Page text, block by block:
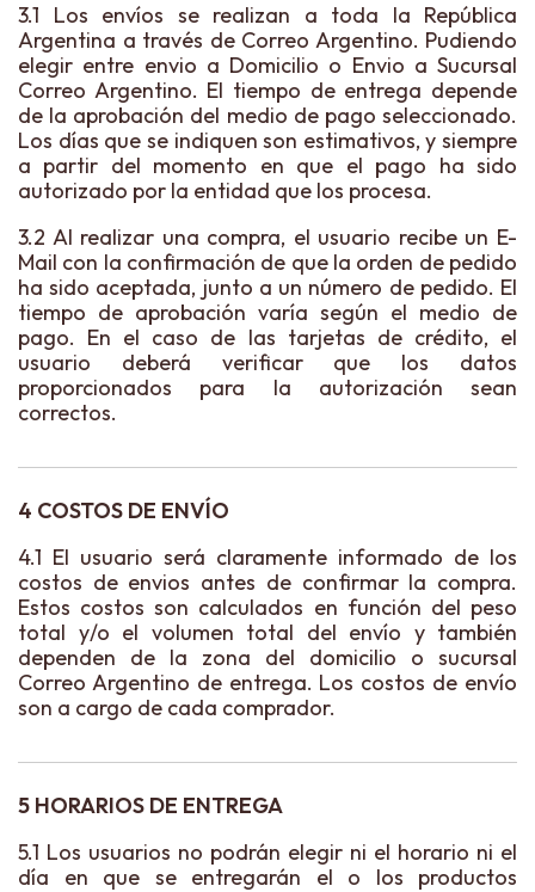
3.1 Los envíos se realizan a toda la República
Argentina a través de Correo Argentino. Pudiendo
elegir entre envio a Domicilio o Envio a Sucursal
Correo Argentino. El tiempo de entrega depende
de la aprobación del medio de pago seleccionado.
Los días que se indiquen son estimativos, y siempre
a partir del momento en que el pago ha sido
autorizado por la entidad que los procesa.
3.2 Al realizar una compra, el usuario recibe un E-
Mail con la confirmación de que la orden de pedido
ha sido aceptada, junto a un número de pedido. El
tiempo de aprobación varía según el medio de
pago. En el caso de las tarjetas de crédito, el
usuario deberá verificar que los datos
proporcionados para la autorización sean
correctos.
4 COSTOS DE ENVÍO
4.1 El usuario será claramente informado de los
costos de envios antes de confirmar la compra.
Estos costos son calculados en función del peso
total y/o el volumen total del envío y también
dependen de la zona del domicilio o sucursal
Correo Argentino de entrega. Los costos de envío
son a cargo de cada comprador.
5 HORARIOS DE ENTREGA
5.1 Los usuarios no podrán elegir ni el horario ni el
día en que se entregarán el o los productos